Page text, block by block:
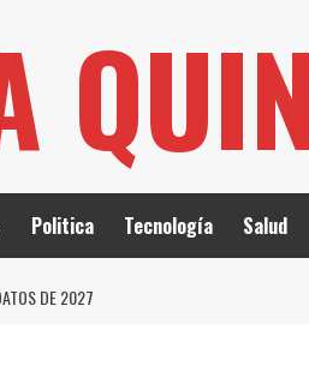
Politica Tecnología Salud
DE 2027